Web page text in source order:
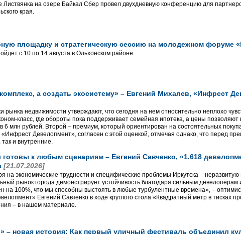
Листвянка на озере Байкал Сбер провел двухдневную конференцию для
края.
площадку и стратегическую сессию на молодежном форуме
с 10 по 14 августа в Ольхонском районе.
а создать экосистему» – Евгений Михалев, «Инфрест
рынка недвижимости утверждают, что сегодня на нем относительно неплохо
класс, где обороты пока поддерживает семейная ипотека, а цены
6 млн рублей. Второй – премиум, который ориентирован на состоятельных
«Инфрест Девелопмент», согласен с этой оценкой, отмечая однако, что перед
и внутренние.
к любым сценариям – Евгений Савченко, «1.618
[21.07.2026]
на экономические трудности и специфические проблемы Иркутска – неразвитую
рынок города демонстрирует устойчивость благодаря сильным
на 100%, что мы способны выстоять в любые турбулентные времена», –
Евгений Савченко в ходе круглого стола «Квадратный метр в тисках
– в нашем материале.
– новая история: Как первый уличный фестиваль объединил